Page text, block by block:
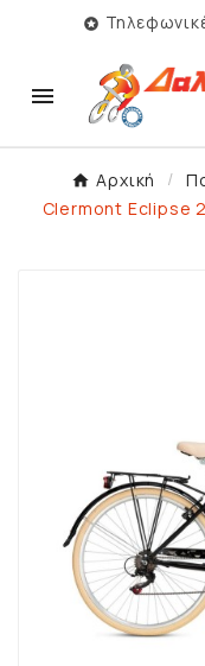


Αρχική
Clermont Eclipse